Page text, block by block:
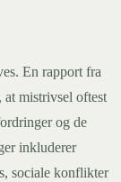
En rapport fra
at mistrivsel oftest
og de
inkluderer
sociale konflikter